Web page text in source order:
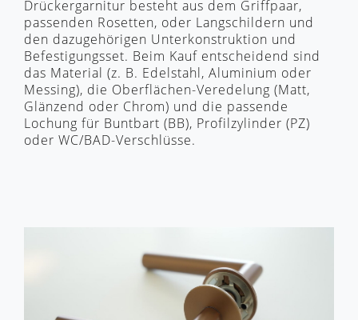
Drückergarnitur besteht aus dem Griffpaar,
passenden Rosetten, oder Langschildern und
den dazugehörigen Unterkonstruktion und
Befestigungsset. Beim Kauf entscheidend sind
das Material (z. B. Edelstahl, Aluminium oder
Messing), die Oberflächen-Veredelung (Matt,
Glänzend oder Chrom) und die passende
Lochung für Buntbart (BB), Profilzylinder (PZ)
oder WC/BAD-Verschlüsse.